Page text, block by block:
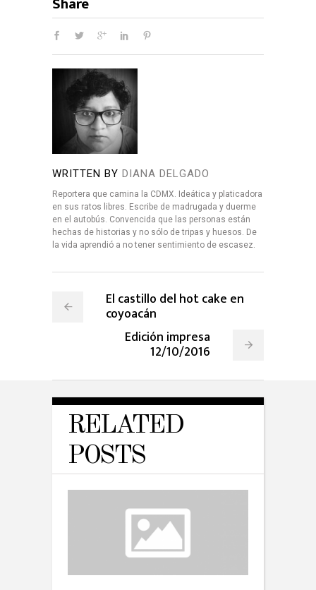
WRITTEN BY DIANA DELGADO
Reportera que camina la CDMX. Ideática y platicadora
en sus ratos libres. Escribe de madrugada y duerme
en el autobús. Convencida que las personas están
hechas de historias y no sólo de tripas y huesos. De
la vida aprendió a no tener sentimiento de escasez.
El castillo del hot cake en
coyoacán
Edición impresa
12/10/2016
RELATED
POSTS